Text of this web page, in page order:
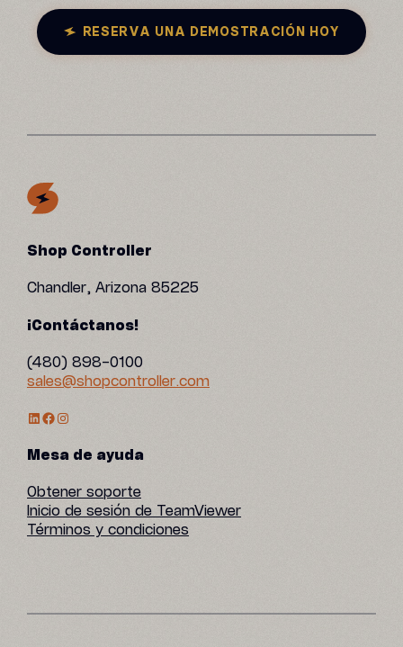
RESERVA UNA DEMOSTRACIÓN HOY
Shop Controller
Chandler, Arizona 85225
¡Contáctanos!
(480) 898-0100
sales@shopcontroller.com
Perfil de LinkedIn
Facebook
Instagram
Mesa de ayuda
Obtener soporte
Inicio de sesión de TeamViewer
Términos y condiciones